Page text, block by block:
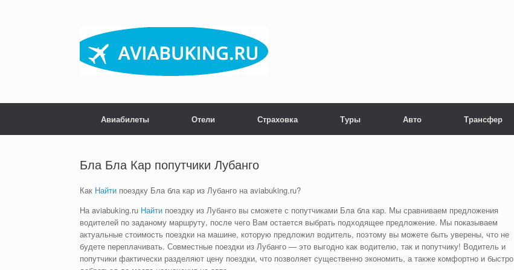
Авиабилеты Отели Страховка Туры Авто Трансфер
Бла Бла Кар попутчики Лубанго
Как Найти поездку Бла бла кар из Лубанго на aviabuking.ru?
На aviabuking.ru Найти поездку из Лубанго вы сможете с попутчиками Бла бла кар. Мы сравниваем предложения
водителей по заданому маршруту, после чего Вам остается выбрать подходящее предложение. Мы показываем
актуальные стоимость поездки на машине, которую предложил водитель, поэтому вы можете быть уверены, что не
будете переплачивать. Совместные поездки из Лубанго — это выгодно как водителю, так и попутчику! Водитель и
попутчики фактически разделяют цену поездки, что позволяет существенно экономить, а также комфортно и быстро